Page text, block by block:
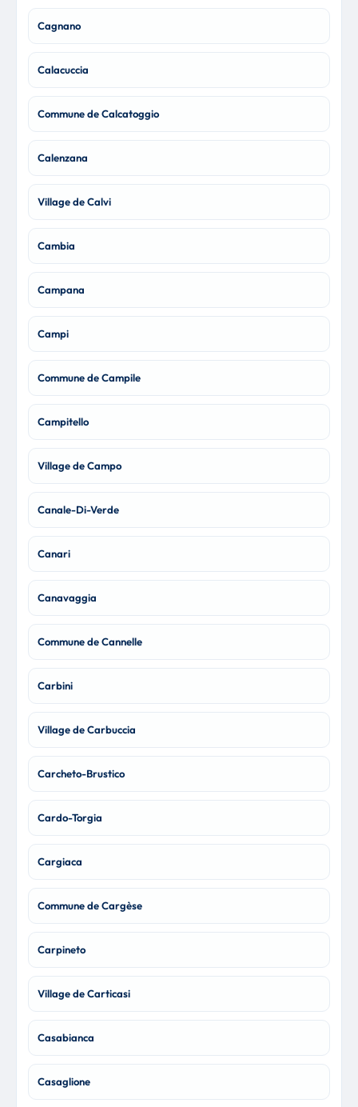
Cagnano
Calacuccia
Commune de Calcatoggio
Calenzana
Village de Calvi
Cambia
Campana
Campi
Commune de Campile
Campitello
Village de Campo
Canale-Di-Verde
Canari
Canavaggia
Commune de Cannelle
Carbini
Village de Carbuccia
Carcheto-Brustico
Cardo-Torgia
Cargiaca
Commune de Cargèse
Carpineto
Village de Carticasi
Casabianca
Casaglione